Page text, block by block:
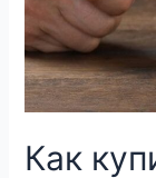
Как